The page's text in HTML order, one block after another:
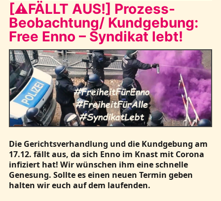
[⚠FÄLLT AUS!] Prozess-
Beobachtung/ Kundgebung:
Free Enno – Syndikat lebt!
Die Gerichtsverhandlung und die Kundgebung am
17.12. fällt aus, da sich Enno im Knast mit Corona
infiziert hat! Wir wünschen ihm eine schnelle
Genesung. Sollte es einen neuen Termin geben
halten wir euch auf dem laufenden.